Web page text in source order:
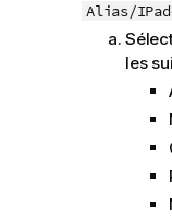
Alias/
les